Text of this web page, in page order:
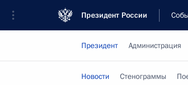
Президент России
Президент Администрация
Новости Стенограммы